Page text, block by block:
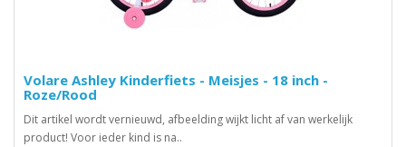
Volare Ashley Kinderfiets - Meisjes - 18 inch -
Roze/Rood
Dit artikel wordt vernieuwd, afbeelding wijkt licht af van werkelijk
product! Voor ieder kind is na..